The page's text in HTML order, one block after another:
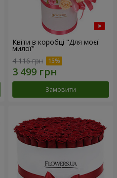
Квіти в коробці "Для моєї
милої"
4 116 грн
Замовити